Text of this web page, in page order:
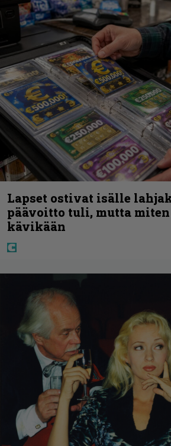
Lapset ostivat isälle
päävoitto tuli, mutta
kävikään